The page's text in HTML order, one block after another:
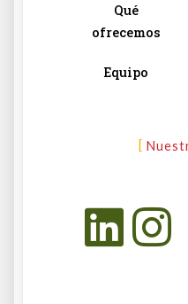
Qué
ofrecemos
Equipo